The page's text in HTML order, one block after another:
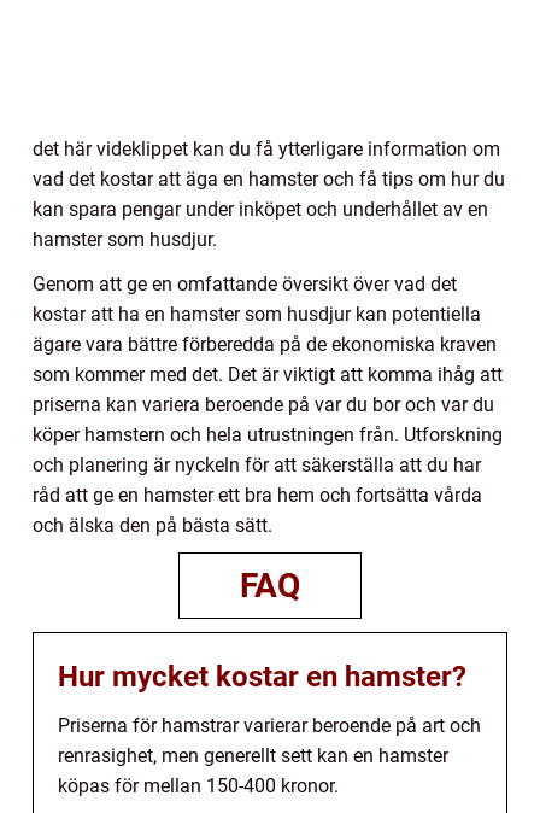
det här videklippet kan du få ytterligare information om
vad det kostar att äga en hamster och få tips om hur du
kan spara pengar under inköpet och underhållet av en
hamster som husdjur.
Genom att ge en omfattande översikt över vad det
kostar att ha en hamster som husdjur kan potentiella
ägare vara bättre förberedda på de ekonomiska kraven
som kommer med det. Det är viktigt att komma ihåg att
priserna kan variera beroende på var du bor och var du
köper hamstern och hela utrustningen från. Utforskning
och planering är nyckeln för att säkerställa att du har
råd att ge en hamster ett bra hem och fortsätta vårda
och älska den på bästa sätt.
FAQ
Hur mycket kostar en hamster?
Priserna för hamstrar varierar beroende på art och
renrasighet, men generellt sett kan en hamster
köpas för mellan 150-400 kronor.